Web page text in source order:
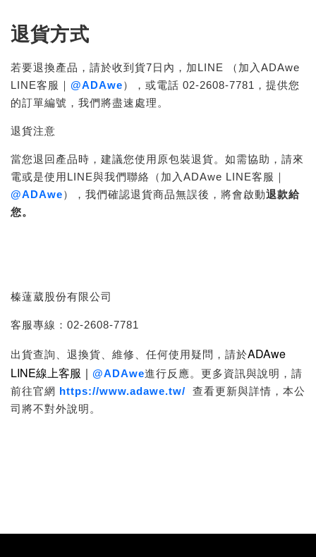
退貨方式
若要退換產品，請於收到貨7日內，加LINE （加入ADAwe
LINE客服｜ @ADAwe），或電話 02-2608-7781，提供您
的訂單編號，我們將盡速處理。
退貨注意
當您退回產品時，建議您使用原包裝退貨。如需協助，請來
電或是使用LINE與我們聯絡（加入ADAwe LINE客服｜
@ADAwe），我們確認退貨商品無誤後，將會啟動退款給
您。
榛薘葳股份有限公司
客服專線：02-2608-7781
出貨查詢、退換貨、維修、任何使用疑問，請於ADAwe
LINE線上客服｜ @ADAwe進行反應。更多資訊與說明，請
前往官網 https://www.adawe.tw/ 查看更新與詳情，本公
司將不對外說明。